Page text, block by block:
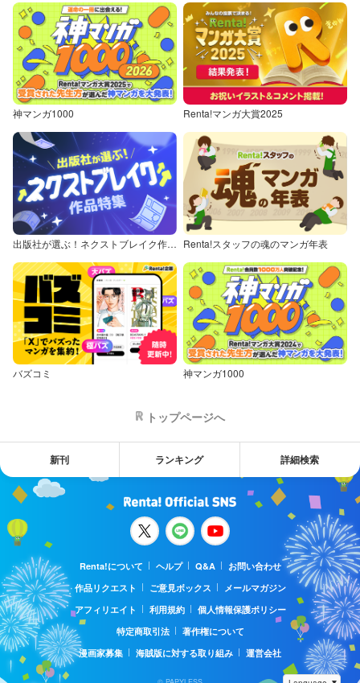
神マンガ1000 Renta!マンガ大賞2025
出版社が選ぶ！ネクストブレイク作品特集 Renta!スタッフの魂のマンガ年表
バズコミ 神マンガ1000
トップページへ
新刊 ランキング 詳細検索
Renta!について ヘルプ Q&A
お問い合わせ
作品リクエスト
ご意見ボックス
メールマガジン
アフィリエイト
利用規約
個人情報保護ポリシー
特定商取引法
著作権について
漫画家募集
海賊版に対する取り組み 運営会社